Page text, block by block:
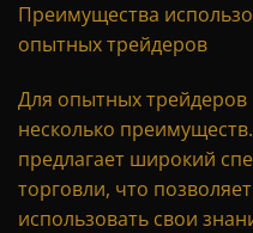
Преимущества
опытных трейдеров
Для опытных трейдеров
несколько
предлагает широкий
торговли, что
использовать свои